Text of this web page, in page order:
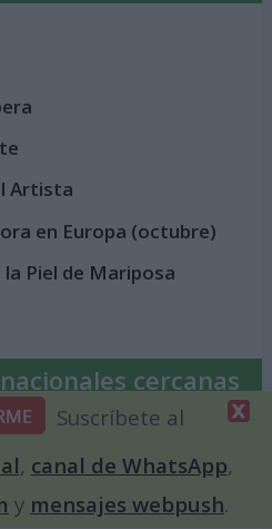
Artista
en Europa (octubre)
Piel de Mariposa
cercanas
Suscríbete al
, canal de WhatsApp,
y mensajes webpush.